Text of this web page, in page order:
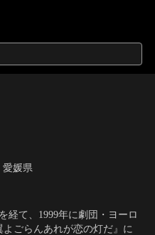
愛媛県
経て、1999年に劇団・ヨーロ
ごらんあれが恋の灯だ』に